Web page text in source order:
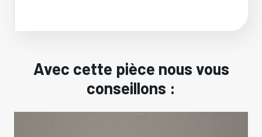
Avec cette pièce nous vous
conseillons :